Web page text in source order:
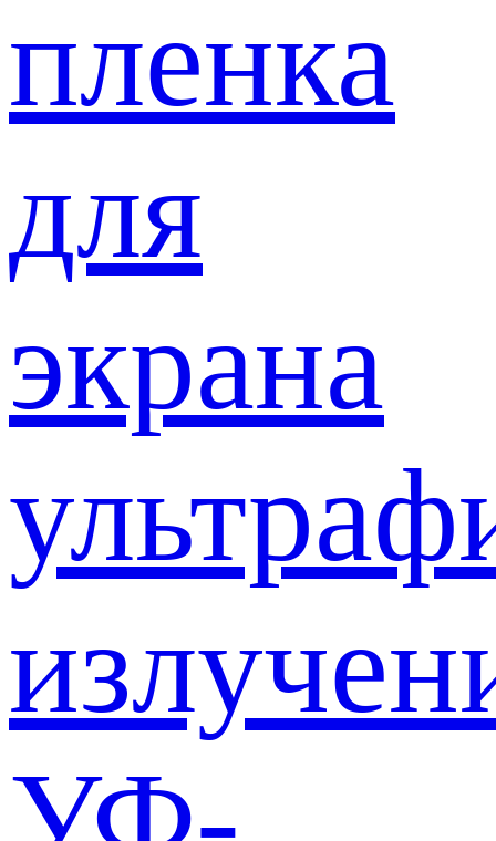
пленка
для
экрана